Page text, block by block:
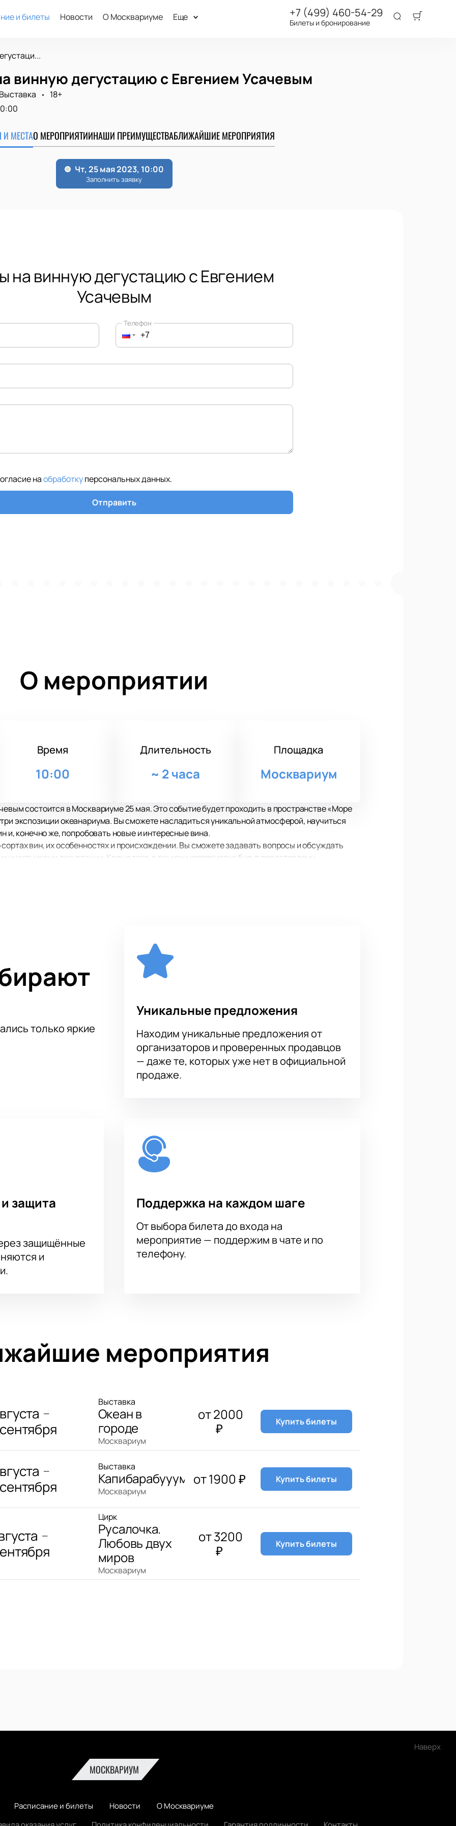
и билеты Новости О Москвариуме Еще +7 (499) 460-54-29
Билеты и бронирование
винную дегустацию с Евгением Усачевым
Выставка
18+
МЕСТАО МЕРОПРИЯТИИНАШИ ПРЕИМУЩЕСТВАБЛИЖАЙШИЕ МЕРОПРИЯТИЯ
на винную дегустацию с Евгением
Усачевым
Телефон
наобработкуперсональных данных.
Отправить
О мероприятии
Время
10:00
Длительность
~ 2 часа
Площадка
Москвариум
состоится в Москвариуме 25 мая. Это событие будет проходить в пространстве «Море
экспозиции океанариума. Вы сможете насладиться уникальной атмосферой, научиться
и, конечно же, попробовать новые и интересные вина.
вин, их особенностях и происхождении. Вы сможете задавать вопросы и обсуждать
участниками дегустации. Кроме того, в рамках мероприятия будут представлены
найти в обычных магазинах.
только яркие
Уникальные предложения
Находим уникальные предложения от
организаторов и проверенных продавцов
— даже те, которых уже нет в официальной
продаже.
защита
защищённые
и
Поддержка на каждом шаге
От выбора билета до входа на
мероприятие — поддержим в чате и по
телефону.
мероприятия
—
Выставка
Океан в
городе
Москвариум
от2000
₽
Купить билеты
— Выставка
Капибарабууум
Москвариум
от1900 ₽ Купить билеты
—
Цирк
Русалочка.
Любовь двух
миров
Москвариум
от3200
₽
Купить билеты
Наверх
МОСКВАРИУМ
Расписание и билеты Новости
О Москвариуме